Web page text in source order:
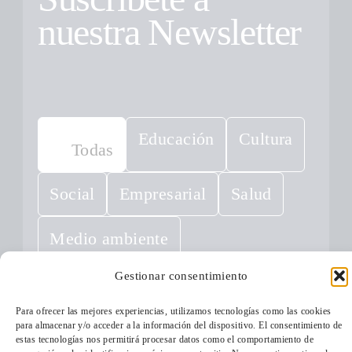
Gestionar consentimiento
Para ofrecer las mejores experiencias, utilizamos tecnologías como las cookies
para almacenar y/o acceder a la información del dispositivo. El consentimiento de
estas tecnologías nos permitirá procesar datos como el comportamiento de
nuestra Newsletter
Todas
Educación Cultura
Social Empresarial Salud
Medio ambiente